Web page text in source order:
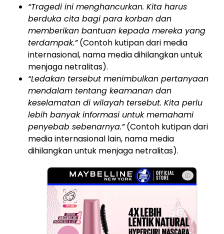
“Tragedi ini menghancurkan. Kita harus
berduka cita bagi para korban dan
memberikan bantuan kepada mereka yang
terdampak.”(Contoh kutipan dari media
internasional, nama media dihilangkan untuk
menjaga netralitas).
“Ledakan tersebut menimbulkan pertanyaan
mendalam tentang keamanan dan
keselamatan di wilayah tersebut. Kita perlu
lebih banyak informasi untuk memahami
penyebab sebenarnya.”(Contoh kutipan dari
media internasional lain, nama media
dihilangkan untuk menjaga netralitas).
ⓘ